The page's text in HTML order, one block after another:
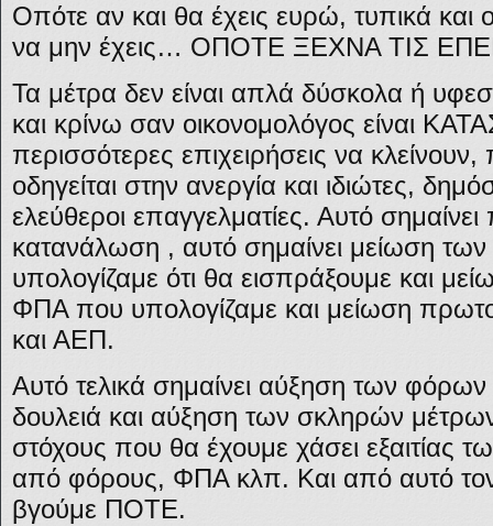
Οπότε αν και θα έχεις ευρώ, τυπικά και
να μην έχεις… ΟΠΟΤΕ ΞΕΧΝΑ ΤΙΣ
Τα μέτρα δεν είναι απλά δύσκολα ή
και κρίνω σαν οικονομολόγος είναι
περισσότερες επιχειρήσεις να
οδηγείται στην ανεργία και ιδιώτες,
ελεύθεροι επαγγελματίες. Αυτό
κατανάλωση , αυτό σημαίνει μείωση
υπολογίζαμε ότι θα εισπράξουμε και
ΦΠΑ που υπολογίζαμε και μείωση
και ΑΕΠ.
Αυτό τελικά σημαίνει αύξηση των
δουλειά και αύξηση των σκληρών
στόχους που θα έχουμε χάσει εξαιτίας
από φόρους, ΦΠΑ κλπ. Και από αυτό
βγούμε ΠΟΤΕ.